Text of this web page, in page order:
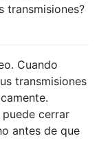
transmisiones?
Cuando
transmisiones
cerrar
antes de que